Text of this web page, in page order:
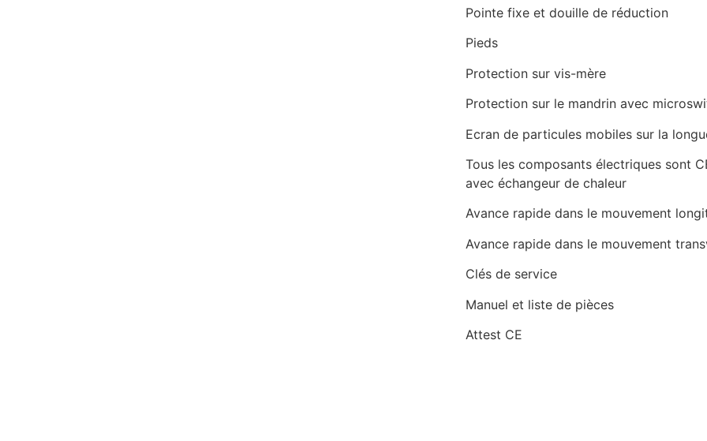
Pointe fixe et douille de réduction
Pieds
Protection sur vis-mère
Protection sur le mandrin avec
Ecran de particules mobiles sur la
Tous les composants électriques sont
avec échangeur de chaleur
Avance rapide dans le mouvement
Avance rapide dans le mouvement
Clés de service
Manuel et liste de pièces
Attest CE